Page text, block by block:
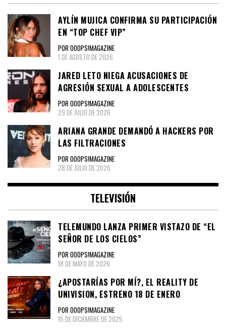
AYLÍN MUJICA CONFIRMA SU PARTICIPACIÓN
EN “TOP CHEF VIP”
POR OOOPS!MAGAZINE
1 DE AGOSTO DE 2026
JARED LETO NIEGA ACUSACIONES DE
AGRESIÓN SEXUAL A ADOLESCENTES
POR OOOPS!MAGAZINE
29 DE JULIO DE 2026
ARIANA GRANDE DEMANDÓ A HACKERS POR
LAS FILTRACIONES
POR OOOPS!MAGAZINE
28 DE JULIO DE 2026
TELEVISIÓN
TELEMUNDO LANZA PRIMER VISTAZO DE “EL
SEÑOR DE LOS CIELOS”
POR OOOPS!MAGAZINE
18 DE MAYO DE 2026
¿APOSTARÍAS POR MÍ?, EL REALITY DE
UNIVISION, ESTRENO 18 DE ENERO
POR OOOPS!MAGAZINE
15 DE DICIEMBRE DE 2025